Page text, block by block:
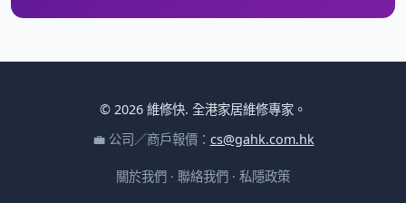
© 2026 維修快. 全港家居維修專家。
💼 公司／商戶報價： cs@gahk.com.hk
關於我們 · 聯絡我們 · 私隱政策